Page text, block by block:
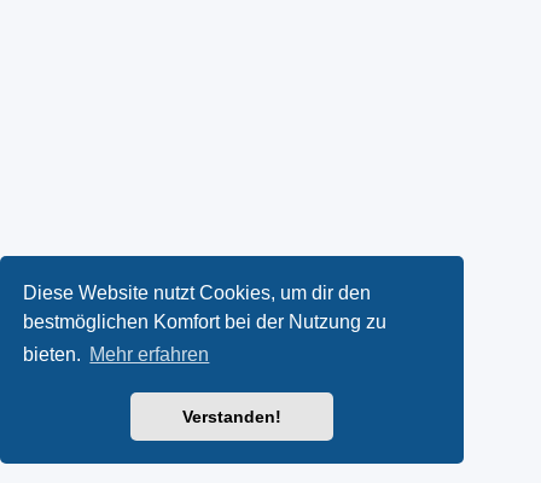
Diese Website nutzt Cookies, um dir den
bestmöglichen Komfort bei der Nutzung zu
bieten. Mehr erfahren
Verstanden!